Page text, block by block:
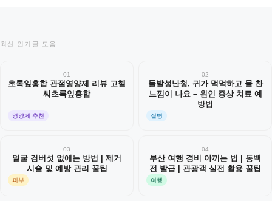
최신 인기글 모음
01
초록잎홍합 관절영양제 리뷰 고헬
씨초록잎홍합
영양제 추천
02
돌발성난청, 귀가 먹먹하고 물 찬
느낌이 나요 – 원인 증상 치료 예
방법
질병
03
얼굴 검버섯 없애는 방법 | 제거
시술 및 예방 관리 꿀팁
피부
04
부산 여행 경비 아끼는 법 | 동백
전 발급 | 관광객 실전 활용 꿀팁
여행